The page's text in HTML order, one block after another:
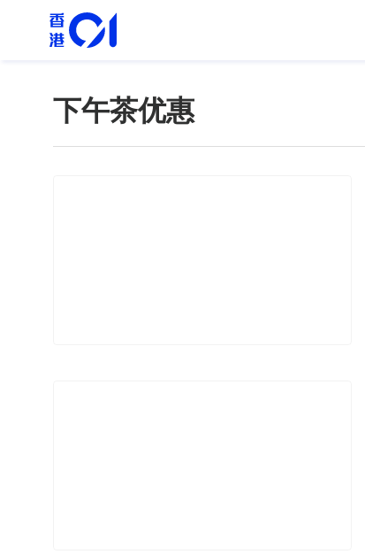
下午茶优惠